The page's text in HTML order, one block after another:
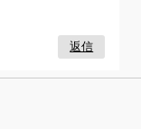
返信